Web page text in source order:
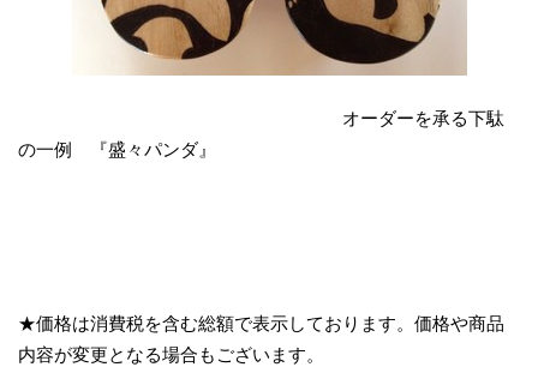
オーダーを承る下駄
の一例 『盛々パンダ』
★価格は消費税を含む総額で表示しております。価格や商品
内容が変更となる場合もございます。